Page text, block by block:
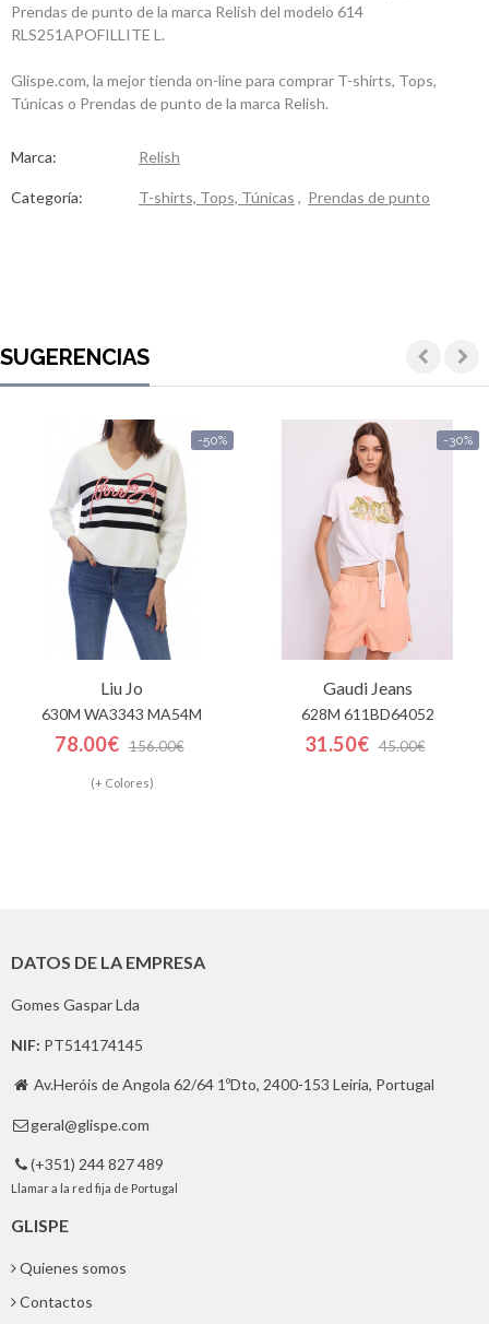
Prendas de punto de la marca Relish del modelo 614
RLS251APOFILLITE L.
Glispe.com, la mejor tienda on-line para comprar T-shirts, Tops,
Túnicas o Prendas de punto de la marca Relish.
Marca: Relish
Categoría: T-shirts, Tops, Túnicas , Prendas de punto
SUGERENCIAS
-50%
Liu Jo
630M WA3343 MA54M
78.00€ 156.00€
(+ Colores)
-30%
Gaudi Jeans
628M 611BD64052
31.50€ 45.00€
DATOS DE LA EMPRESA
Gomes Gaspar Lda
NIF: PT514174145
 Av.Heróis de Angola 62/64 1ºDto, 2400-153 Leiria, Portugal
 geral@glispe.com
 (+351) 244 827 489
Llamar a la red fija de Portugal
GLISPE
Quienes somos
Contactos